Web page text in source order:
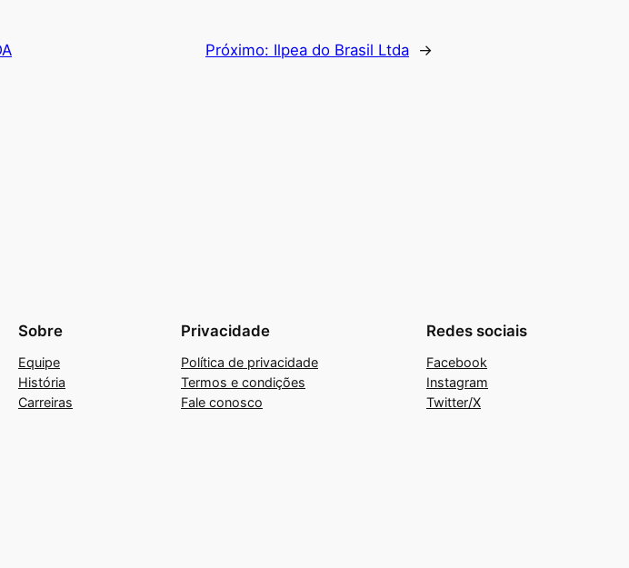
Próximo: Ilpea do Brasil Ltda →
Sobre
Equipe
História
Carreiras
Privacidade
Política de privacidade
Termos e condições
Fale conosco
Redes sociais
Facebook
Instagram
Twitter/X